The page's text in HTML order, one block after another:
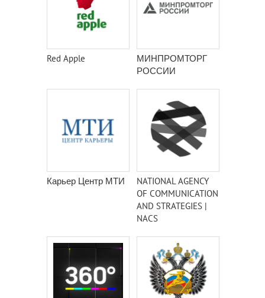
Red Apple
МИНПРОМТОРГ
РОССИИ
Карьер Центр МТИ
NATIONAL AGENCY
OF COMMUNICATION
AND STRATEGIES |
NACS